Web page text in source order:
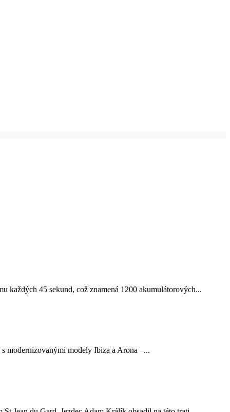
každých 45 sekund, což znamená 1200 akumulátorových...
modernizovanými modely Ibiza a Arona –...